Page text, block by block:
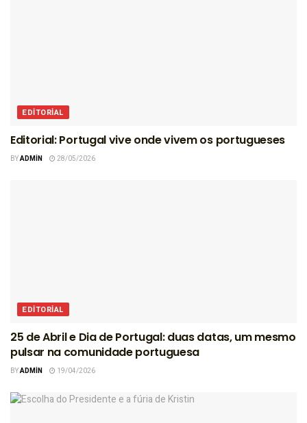
EDITORIAL
Editorial: Portugal vive onde vivem os portugueses
BYADMIN 28/05/2026
EDITORIAL
25 de Abril e Dia de Portugal: duas datas, um mesmo
pulsar na comunidade portuguesa
BYADMIN 19/04/2026